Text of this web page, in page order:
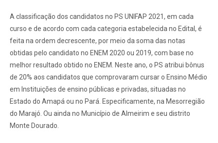
A classificação dos candidatos no PS UNIFAP 2021, em cada
curso e de acordo com cada categoria estabelecida no Edital, é
feita na ordem decrescente, por meio da soma das notas
obtidas pelo candidato no ENEM 2020 ou 2019, com base no
melhor resultado obtido no ENEM. Neste ano, o PS atribui bônus
de 20% aos candidatos que comprovaram cursar o Ensino Médio
em Instituições de ensino públicas e privadas, situadas no
Estado do Amapá ou no Pará. Especificamente, na Mesorregião
do Marajó. Ou ainda no Município de Almeirim e seu distrito
Monte Dourado.